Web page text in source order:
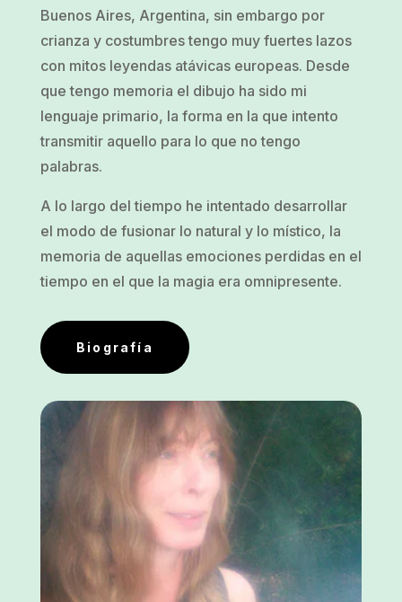
Buenos Aires, Argentina, sin embargo por
crianza y costumbres tengo muy fuertes lazos
con mitos leyendas atávicas europeas. Desde
que tengo memoria el dibujo ha sido mi
lenguaje primario, la forma en la que intento
transmitir aquello para lo que no tengo
palabras.
A lo largo del tiempo he intentado desarrollar
el modo de fusionar lo natural y lo místico, la
memoria de aquellas emociones perdidas en el
tiempo en el que la magia era omnipresente.
Biografía